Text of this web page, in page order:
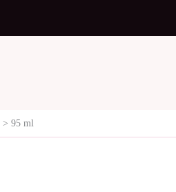
95 ml